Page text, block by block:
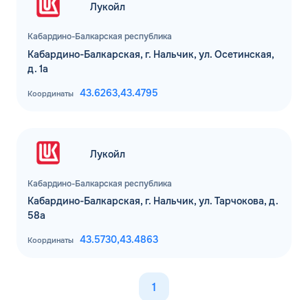
Кабардино-Балкарская республика
Лукойл
Кабардино-Балкарская, г. Нальчик, ул. Осетинская,
д. 1а
Координаты 43.6263,43.4795
Кабардино-Балкарская республика
Лукойл
Кабардино-Балкарская, г. Нальчик, ул. Тарчокова, д.
58а
Координаты 43.5730,43.4863
1